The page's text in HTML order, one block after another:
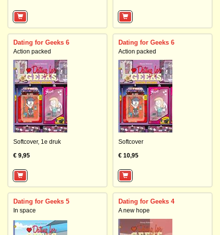
Dating for Geeks 6
Action packed
Softcover, 1e druk
€ 9,95
Dating for Geeks 6
Action packed
Softcover
€ 10,95
Dating for Geeks 5
In space
Dating for Geeks 4
A new hope